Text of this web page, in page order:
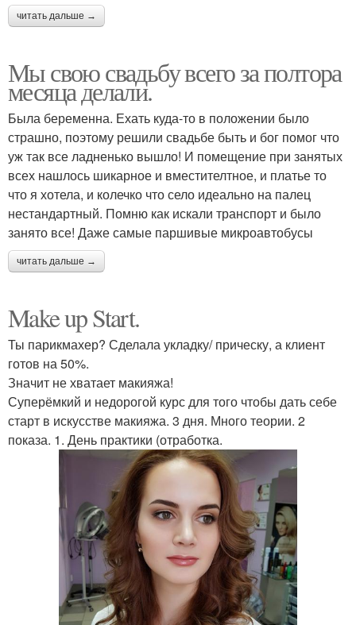
читать дальше →
Мы свою свадьбу всего за полтора
месяца делали.
Была беременна. Ехать куда-то в положении было
страшно, поэтому решили свадьбе быть и бог помог что
уж так все ладненько вышло! И помещение при занятых
всех нашлось шикарное и вместителтное, и платье то
что я хотела, и колечко что село идеально на палец
нестандартный. Помню как искали транспорт и было
занято все! Даже самые паршивые микроавтобусы
читать дальше →
Make up Start.
Ты парикмахер? Сделала укладку/ прическу, а клиент
готов на 50%.
Значит не хватает макияжа!
Суперёмкий и недорогой курс для того чтобы дать себе
старт в искусстве макияжа. 3 дня. Много теории. 2
показа. 1. День практики (отработка.